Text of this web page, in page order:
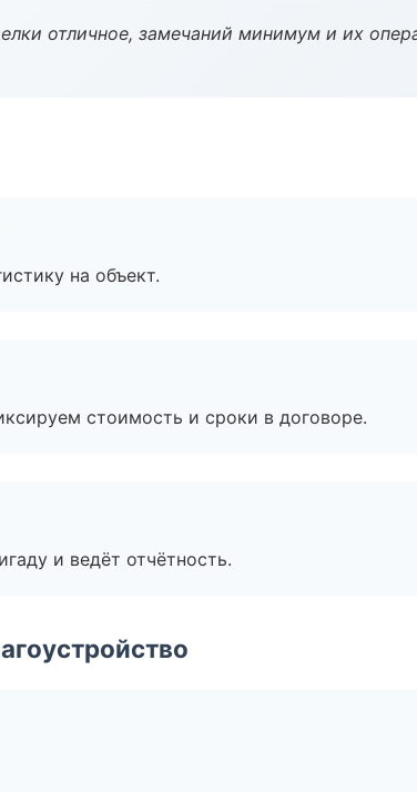
отличное, замечаний минимум и их
на объект.
стоимость и сроки в договоре.
и ведёт отчётность.